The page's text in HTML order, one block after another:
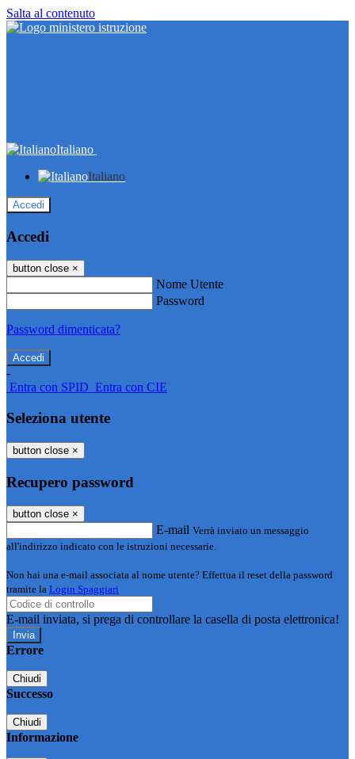
Salta al contenuto
Italiano
Italiano
Accedi
Accedi
button close ×
Nome Utente
Password
Password dimenticata?
-
Entra con SPID Entra con CIE
Seleziona utente
button close ×
Recupero password
button close ×
E-mail Verrà inviato un messaggio
all'indirizzo indicato con le istruzioni necessarie.
Non hai una e-mail associata al nome utente? Effettua il reset della password
tramite la Login Spaggiari
E-mail inviata, si prega di controllare la casella di posta elettronica!
Errore
Chiudi
Successo
Chiudi
Informazione